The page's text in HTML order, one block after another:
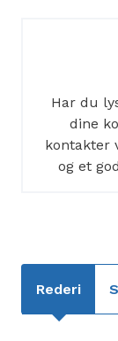
Har du
dine
kontakter
og et
Rederi